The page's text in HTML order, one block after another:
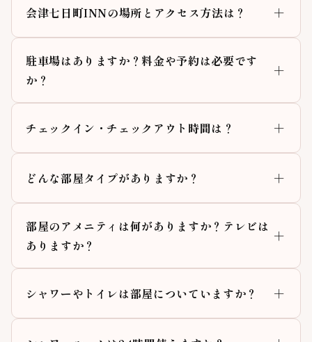
会津七日町INNの場所とアクセス方法は？
駐車場はありますか？料金や予約は必要です
か？
チェックイン・チェックアウト時間は？
どんな部屋タイプがありますか？
部屋のアメニティは何がありますか？テレビは
ありますか？
シャワーやトイレは部屋についていますか？